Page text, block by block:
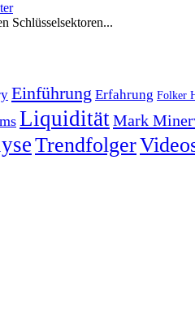
Schlüsselsektoren...
Einführung Erfahrung Folker
LiquiditätMark
Trendfolger